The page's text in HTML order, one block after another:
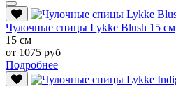
Чулочные спицы Lykke Blush 15 см
15 см
от 1075 руб
Подробнее